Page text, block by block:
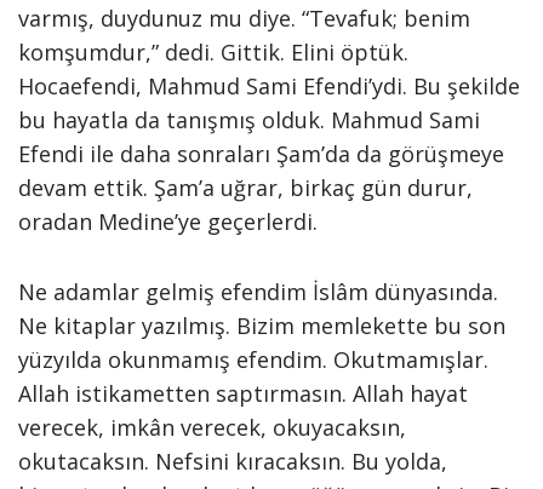
varmış, duydunuz mu diye. “Tevafuk; benim
komşumdur,” dedi. Gittik. Elini öptük.
Hocaefendi, Mahmud Sami Efendi’ydi. Bu şekilde
bu hayatla da tanışmış olduk. Mahmud Sami
Efendi ile daha sonraları Şam’da da görüşmeye
devam ettik. Şam’a uğrar, birkaç gün durur,
oradan Medine’ye geçerlerdi.
Ne adamlar gelmiş efendim İslâm dünyasında.
Ne kitaplar yazılmış. Bizim memlekette bu son
yüzyılda okunmamış efendim. Okutmamışlar.
Allah istikametten saptırmasın. Allah hayat
verecek, imkân verecek, okuyacaksın,
okutacaksın. Nefsini kıracaksın. Bu yolda,